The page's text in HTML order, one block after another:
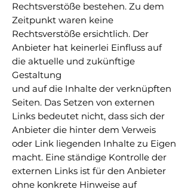
Rechtsverstöße bestehen. Zu dem
Zeitpunkt waren keine
Rechtsverstöße ersichtlich. Der
Anbieter hat keinerlei Einfluss auf
die aktuelle und zukünftige
Gestaltung
und auf die Inhalte der verknüpften
Seiten. Das Setzen von externen
Links bedeutet nicht, dass sich der
Anbieter die hinter dem Verweis
oder Link liegenden Inhalte zu Eigen
macht. Eine ständige Kontrolle der
externen Links ist für den Anbieter
ohne konkrete Hinweise auf